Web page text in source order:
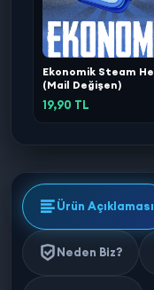
Ekonomik Steam
(Mail Değişen)
19,90 TL
Ürün Açıklaması
Neden Biz?